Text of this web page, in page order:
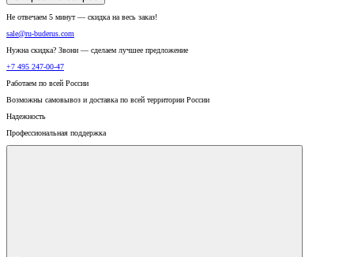
Не отвечаем 5 минут — скидка на весь заказ!
sale@ru-buderus.com
Нужна скидка? Звони — сделаем лучшее предложение
+7 495 247-00-47
Работаем по всей России
Возможны самовывоз и доставка по всей территории России
Надежность
Профессиональная поддержка